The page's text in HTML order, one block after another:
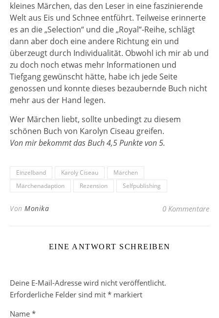
kleines Märchen, das den Leser in eine faszinierende
Welt aus Eis und Schnee entführt. Teilweise erinnerte
es an die „Selection“ und die „Royal“-Reihe, schlägt
dann aber doch eine andere Richtung ein und
überzeugt durch Individualität. Obwohl ich mir ab und
zu doch noch etwas mehr Informationen und
Tiefgang gewünscht hätte, habe ich jede Seite
genossen und konnte dieses bezaubernde Buch nicht
mehr aus der Hand legen.
Wer Märchen liebt, sollte unbedingt zu diesem
schönen Buch von Karolyn Ciseau greifen.
Von mir bekommt das Buch 4,5 Punkte von 5.
Einzelband Karoly Ciseau
Märchen
Märchenadaption
Rezension Selfpublishing
Von Monika 0 Kommentare
EINE ANTWORT SCHREIBEN
Deine E-Mail-Adresse wird nicht veröffentlicht.
Erforderliche Felder sind mit * markiert
Name *